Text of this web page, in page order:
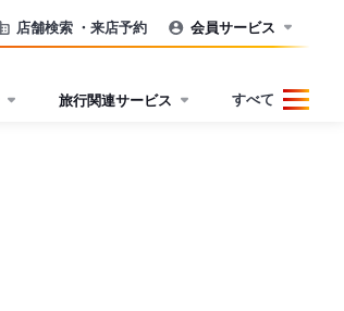
店舗検索 ・来店予約 会員サービス
旅行関連サービス すべて